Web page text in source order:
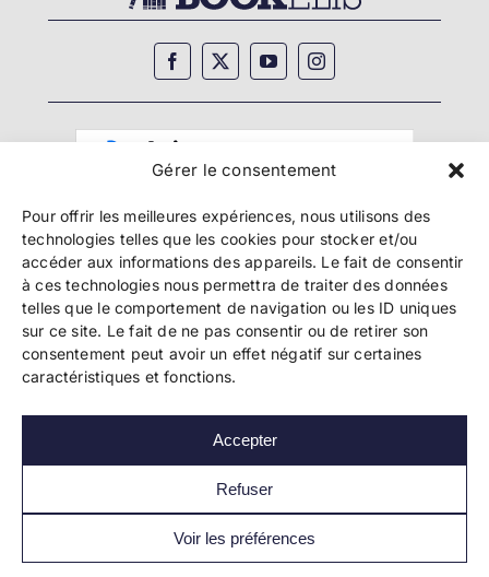
Gérer le consentement
Pour offrir les meilleures expériences, nous utilisons des
technologies telles que les cookies pour stocker et/ou
accéder aux informations des appareils. Le fait de consentir
à ces technologies nous permettra de traiter des données
telles que le comportement de navigation ou les ID uniques
sur ce site. Le fait de ne pas consentir ou de retirer son
consentement peut avoir un effet négatif sur certaines
caractéristiques et fonctions.
Accepter
Refuser
Voir les préférences
Copyright 2024 Bookelis –CGU–CGS–CGPPA–
Mentions légales–Politique de confidentialité–
Paiement et sécurité
Les liens essentiels